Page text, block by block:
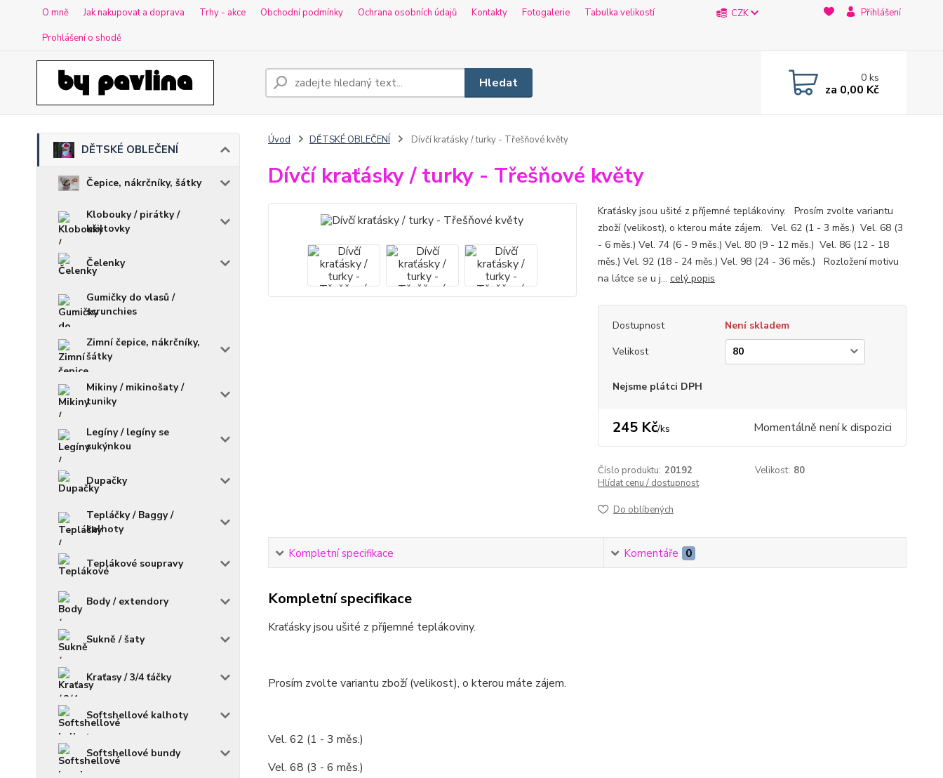
O mně Jak nakupovat a doprava Trhy - akce Obchodní podmínky Ochrana osobních údajů Kontakty Fotogalerie
Tabulka velikostí
Prohlášení o shodě
CZK Přihlášení
Hledat 0ks
za 0,00 Kč
DĚTSKÉ OBLEČENÍ
Čepice, nákrčníky, šátky
Klobouky / pirátky /
kšiltovky
Čelenky
Gumičky do vlasů /
scrunchies
Zimní čepice, nákrčníky,
šátky
Mikiny / mikinošaty /
tuniky
Legíny / legíny se
sukýnkou
Dupačky
Tepláčky / Baggy /
kalhoty
Teplákové soupravy
Body / extendory
Sukně / šaty
Kraťasy / 3/4 ťáčky
Softshellové kalhoty
Softshellové bundy
Úvod DĚTSKÉ OBLEČENÍ Dívčí kraťásky / turky - Třešňové květy
Dívčí kraťásky / turky - Třešňové květy
Kraťásky jsou ušité z příjemné teplákoviny. Prosím zvolte variantu
zboží (velikost), o kterou máte zájem. Vel. 62 (1 - 3 měs.) Vel. 68 (3
- 6 měs.) Vel. 74 (6 - 9 měs.) Vel. 80 (9 - 12 měs.) Vel. 86 (12 - 18
měs.) Vel. 92 (18 - 24 měs.) Vel. 98 (24 - 36 měs.) Rozložení motivu
na látce se u j... celý popis
Dostupnost
Není skladem
Velikost
Nejsme plátci DPH
245 Kč/ks Momentálně není k dispozici
Číslo produktu: 20192 Velikost: 80
Hlídat cenu / dostupnost
Do oblíbených
Kompletní specifikace Komentáře 0
Kompletní specifikace
Kraťásky jsou ušité z příjemné teplákoviny.
Prosím zvolte variantu zboží (velikost), o kterou máte zájem.
Vel. 62 (1 - 3 měs.)
Vel. 68 (3 - 6 měs.)